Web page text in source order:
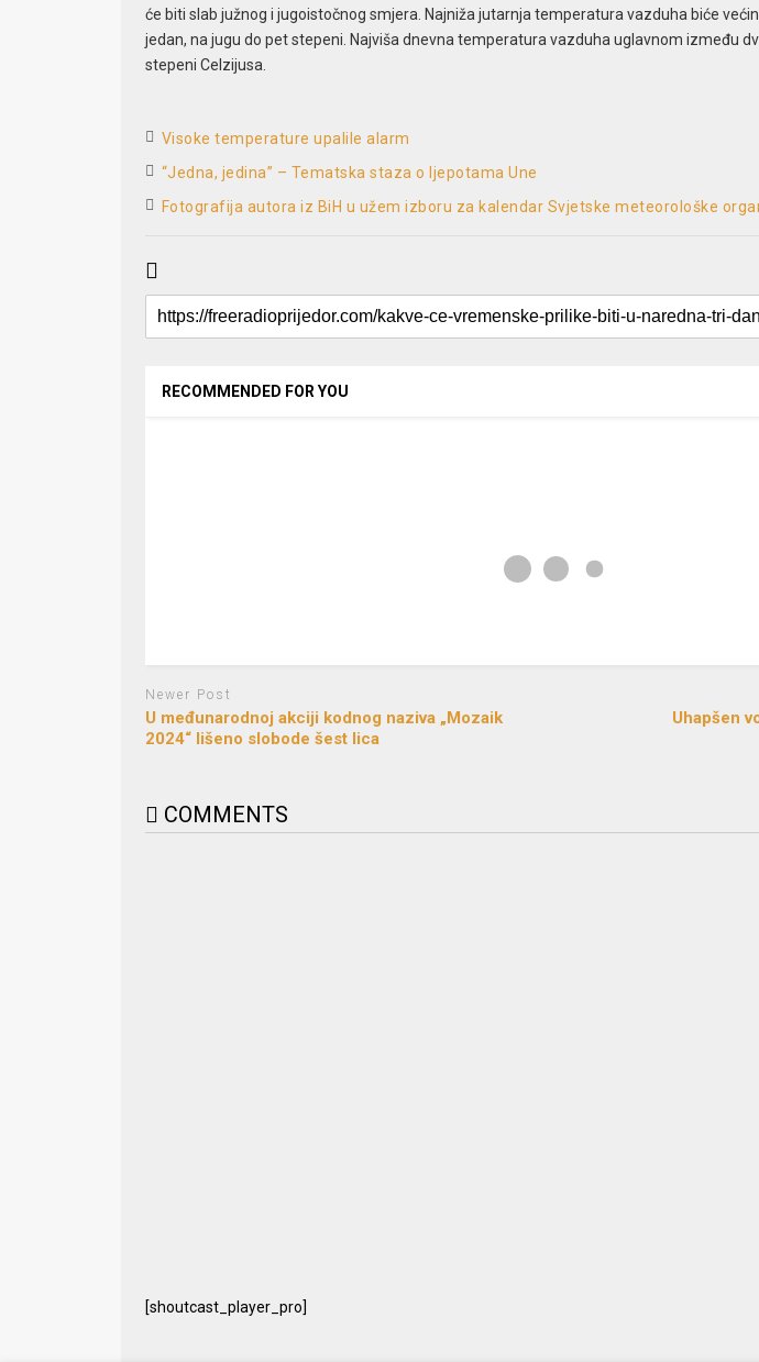
će biti slab južnog i jugoistočnog smjera. Najniža jutarnja temperatura vazduha biće
jedan, na jugu do pet stepeni. Najviša dnevna temperatura vazduha uglavnom između
stepeni Celzijusa.
Visoke temperature upalile alarm
“Jedna, jedina” – Tematska staza o ljepotama Une
Fotografija autora iz BiH u užem izboru za kalendar Svjetske meteorološke
RECOMMENDED FOR YOU
Newer Post
U mеđunarodnoj akciji kodnog naziva „Mozaik
2024“ lišеno slobodе šеst lica
Uhapšen
COMMENTS
[shoutcast_player_pro]